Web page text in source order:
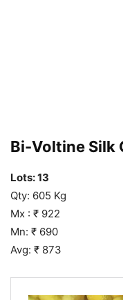
Bi-Voltine Silk
Lots: 13
Qty: 605 Kg
Mx : ₹ 922
Mn: ₹ 690
Avg: ₹ 873